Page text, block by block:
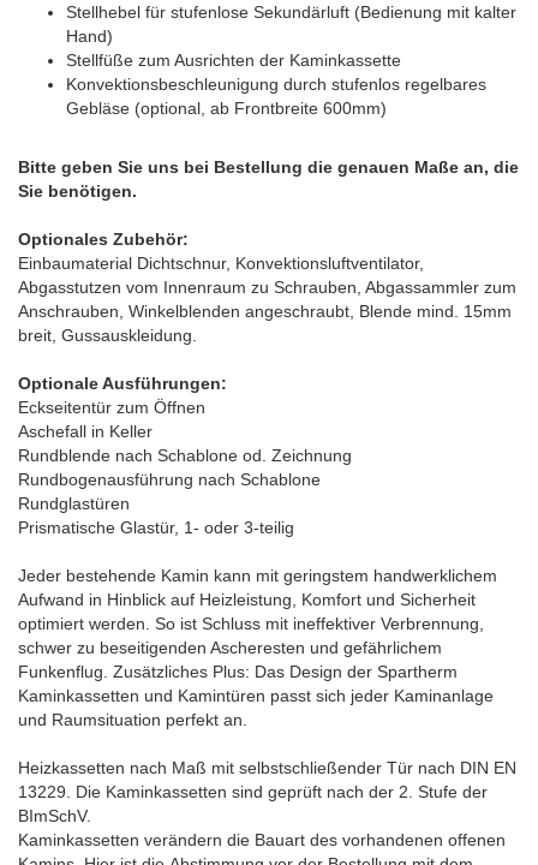
Stellhebel für stufenlose Sekundärluft (Bedienung mit kalter
Hand)
Stellfüße zum Ausrichten der Kaminkassette
Konvektionsbeschleunigung durch stufenlos regelbares
Gebläse (optional, ab Frontbreite 600mm)
Bitte geben Sie uns bei Bestellung die genauen Maße an, die
Sie benötigen.
Optionales Zubehör:
Einbaumaterial Dichtschnur, Konvektionsluftventilator,
Abgasstutzen vom Innenraum zu Schrauben, Abgassammler zum
Anschrauben, Winkelblenden angeschraubt, Blende mind. 15mm
breit, Gussauskleidung.
Optionale Ausführungen:
Eckseitentür zum Öffnen
Aschefall in Keller
Rundblende nach Schablone od. Zeichnung
Rundbogenausführung nach Schablone
Rundglastüren
Prismatische Glastür, 1- oder 3-teilig
Jeder bestehende Kamin kann mit geringstem handwerklichem
Aufwand in Hinblick auf Heizleistung, Komfort und Sicherheit
optimiert werden. So ist Schluss mit ineffektiver Verbrennung,
schwer zu beseitigenden Ascheresten und gefährlichem
Funkenflug. Zusätzliches Plus: Das Design der Spartherm
Kaminkassetten und Kamintüren passt sich jeder Kaminanlage
und Raumsituation perfekt an.
Heizkassetten nach Maß mit selbstschließender Tür nach DIN EN
13229. Die Kaminkassetten sind geprüft nach der 2. Stufe der
BImSchV.
Kaminkassetten verändern die Bauart des vorhandenen offenen